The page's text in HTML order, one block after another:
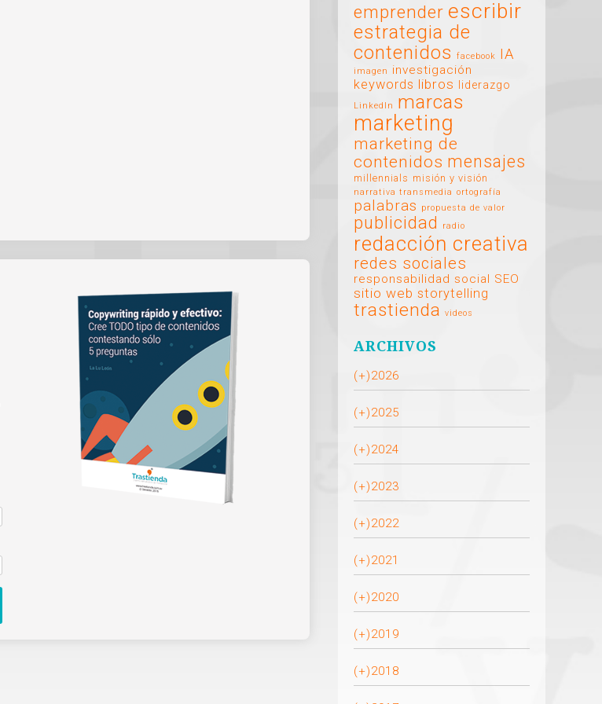
emprender escribir
estrategia de
contenidos
facebook IA
imagen investigación
keywords libros liderazgo
LinkedIn marcas
marketing
marketing de
contenidos mensajes
millennials misión y visión
narrativa transmedia ortografía
palabras propuesta de valor
publicidad radio
redacción creativa
redes sociales
responsabilidad social SEO
sitio web storytelling
trastienda videos
ARCHIVOS
(+)2026
(+)2025
(+)2024
(+)2023
(+)2022
(+)2021
(+)2020
(+)2019
(+)2018